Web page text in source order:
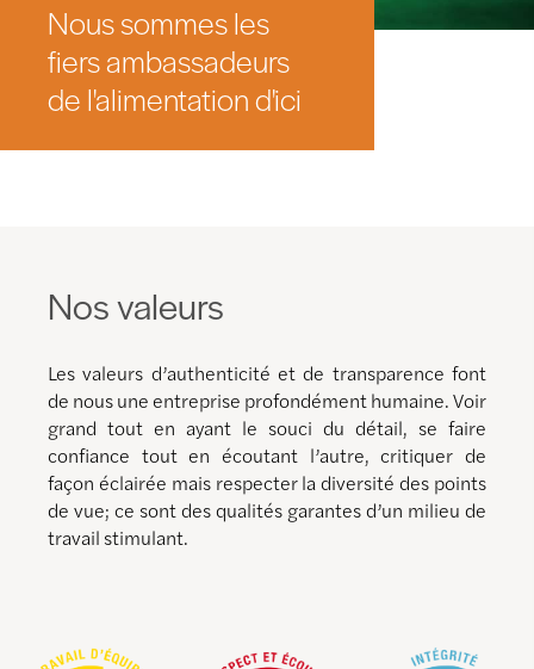
Nous sommes les
fiers ambassadeurs
de l'alimentation d'ici
Nos valeurs
Les valeurs d’authenticité et de transparence font
de nous une entreprise profondément humaine. Voir
grand tout en ayant le souci du détail, se faire
confiance tout en écoutant l’autre, critiquer de
façon éclairée mais respecter la diversité des points
de vue; ce sont des qualités garantes d’un milieu de
travail stimulant.